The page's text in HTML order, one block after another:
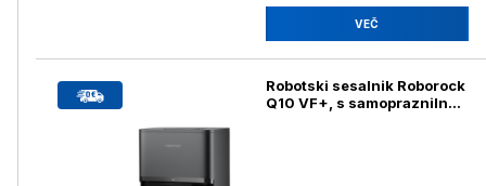
VEČ
Robotski sesalnik Roborock
Q10 VF+, s samopraznilno